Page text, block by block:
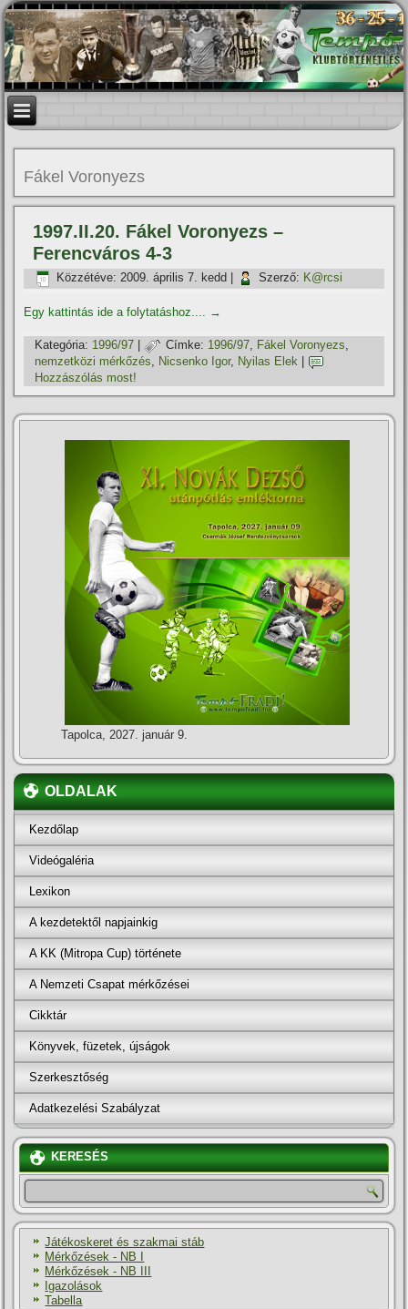
Fákel Voronyezs
1997.II.20. Fákel Voronyezs –
Ferencváros 4-3
Közzétéve: 2009. április 7. kedd Szerző: K@rcsi
Egy kattintás ide a folytatáshoz.... →
Kategória: 1996/97 | Címke: 1996/97, Fákel Voronyezs,
nemzetközi mérkőzés, Nicsenko Igor, Nyilas Elek
Hozzászólás most!
Tapolca, 2027. január 9.
OLDALAK
Kezdőlap
Videógaléria
Lexikon
A kezdetektől napjainkig
A KK (Mitropa Cup) története
A Nemzeti Csapat mérkőzései
Cikktár
Könyvek, füzetek, újságok
Szerkesztőség
Adatkezelési Szabályzat
KERESÉS
Játékoskeret és szakmai stáb
Mérkőzések - NB I
Mérkőzések - NB III
Igazolások
Tabella